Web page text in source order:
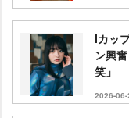
Iカッ
ン興
笑」
2026-06-